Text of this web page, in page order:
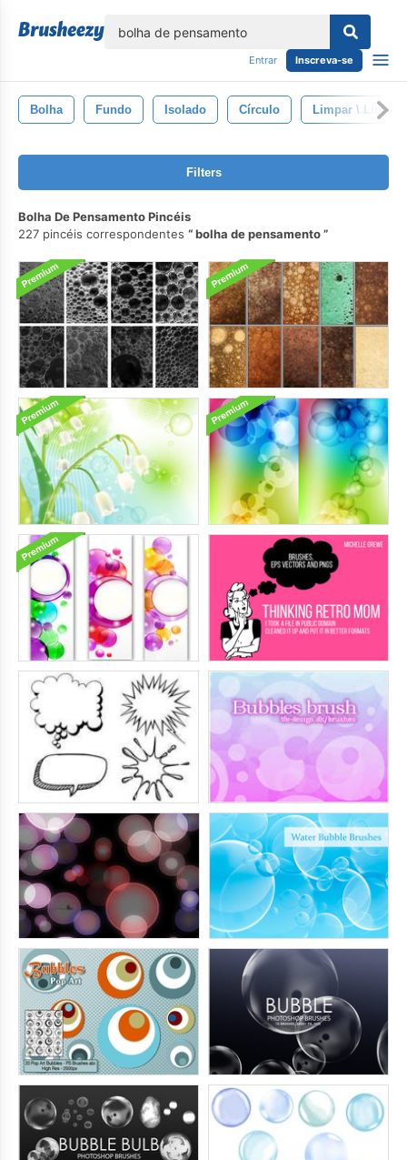
Entrar Inscreva-se
Bolha Fundo Isolado Círculo Limpar \ Limpo
Filters
Bolha De Pensamento Pincéis
227 pincéis correspondentes
bolha de pensamento